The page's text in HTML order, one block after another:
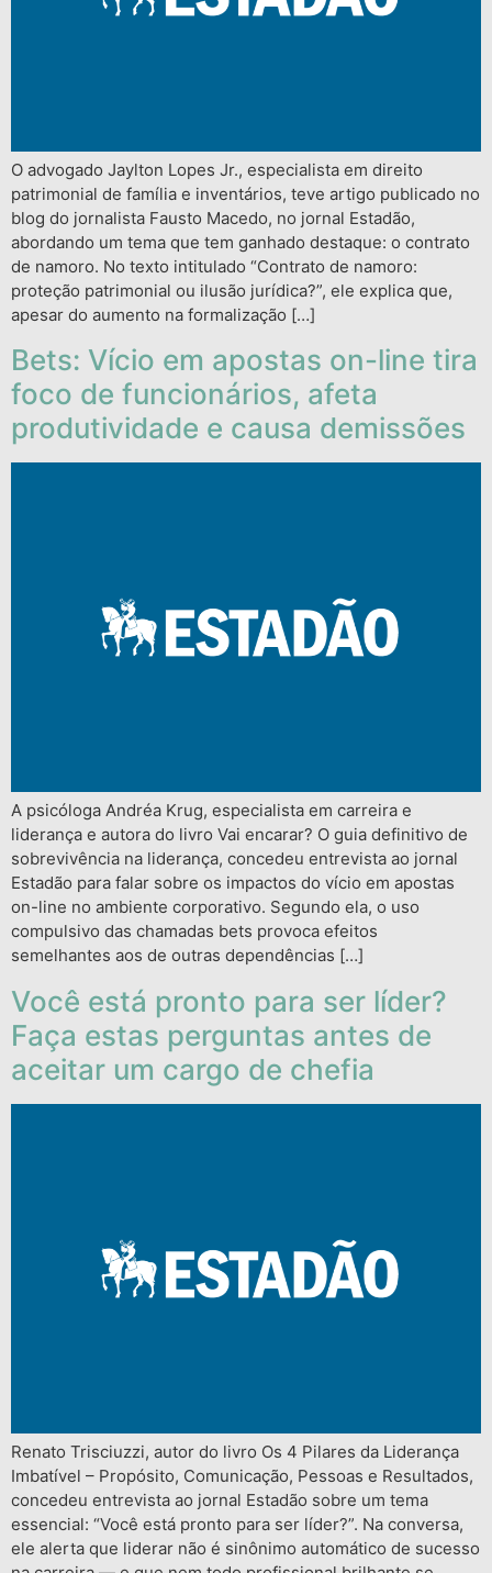
O advogado Jaylton Lopes Jr., especialista em direito
patrimonial de família e inventários, teve artigo publicado no
blog do jornalista Fausto Macedo, no jornal Estadão,
abordando um tema que tem ganhado destaque: o contrato
de namoro. No texto intitulado “Contrato de namoro:
proteção patrimonial ou ilusão jurídica?”, ele explica que,
apesar do aumento na formalização […]
Bets: Vício em apostas on-line tira
foco de funcionários, afeta
produtividade e causa demissões
A psicóloga Andréa Krug, especialista em carreira e
liderança e autora do livro Vai encarar? O guia definitivo de
sobrevivência na liderança, concedeu entrevista ao jornal
Estadão para falar sobre os impactos do vício em apostas
on-line no ambiente corporativo. Segundo ela, o uso
compulsivo das chamadas bets provoca efeitos
semelhantes aos de outras dependências […]
Você está pronto para ser líder?
Faça estas perguntas antes de
aceitar um cargo de chefia
Renato Trisciuzzi, autor do livro Os 4 Pilares da Liderança
Imbatível – Propósito, Comunicação, Pessoas e Resultados,
concedeu entrevista ao jornal Estadão sobre um tema
essencial: “Você está pronto para ser líder?”. Na conversa,
ele alerta que liderar não é sinônimo automático de sucesso